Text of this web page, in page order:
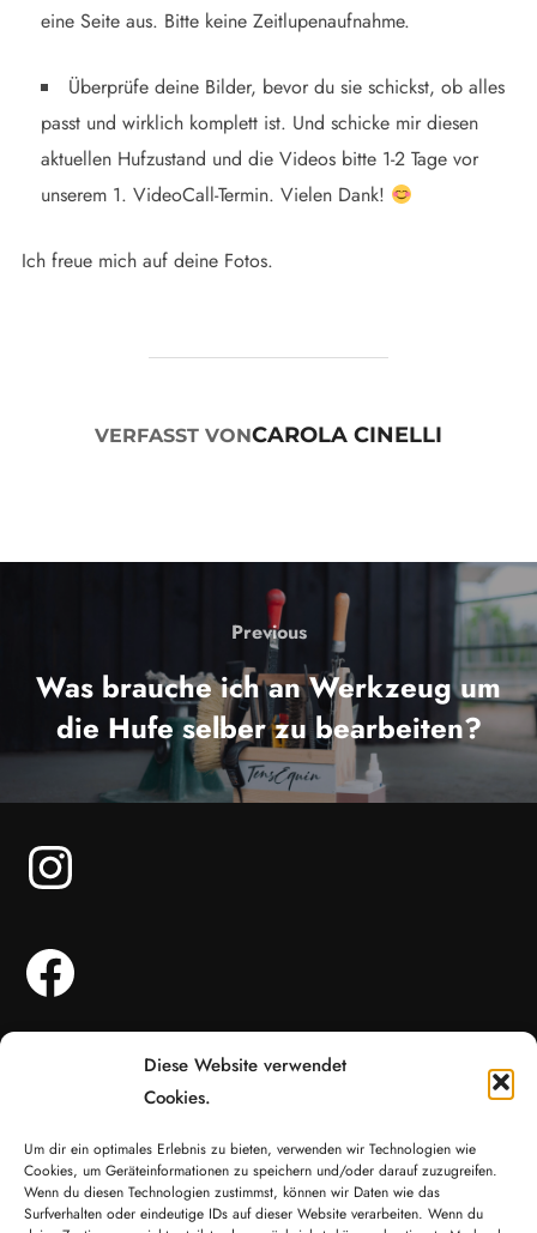
Diese Website verwendet
Cookies.
Um dir ein optimales Erlebnis zu bieten, verwenden wir Technologien wie
Cookies, um Geräteinformationen zu speichern und/oder darauf zuzugreifen.
Wenn du diesen Technologien zustimmst, können wir Daten wie das
Surfverhalten oder eindeutige IDs auf dieser Website verarbeiten. Wenn du
eine Seite aus. Bitte keine Zeitlupenaufnahme.
Überprüfe deine Bilder, bevor du sie schickst, ob alles
passt und wirklich komplett ist. Und schicke mir diesen
aktuellen Hufzustand und die Videos bitte 1-2 Tage vor
unserem 1. VideoCall-Termin. Vielen Dank!
Ich freue mich auf deine Fotos.
BEITRAGSAUTOR
VERFASST VONCAROLA CINELLI
BEITRAGSNAVIGATION
Previous
Previous
Was brauche ich an Werkzeug um
die Hufe selber zu bearbeiten?
Onboarding
Blog